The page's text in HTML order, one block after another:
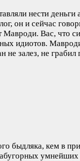
нести
он и сейчас
Вас, что
идиотов.
залез, не грабил
быдляка, кем в
умнейших